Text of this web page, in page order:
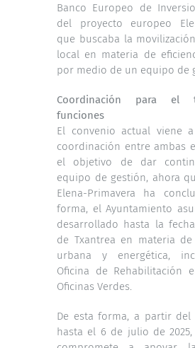
Banco Europeo de
del proyecto europeo
que buscaba la
local en materia de
por medio de un equipo de
Coordinación para el
funciones
El convenio actual viene
coordinación entre ambas
el objetivo de dar
equipo de gestión, ahora
Elena-Primavera ha
forma, el Ayuntamiento
desarrollado hasta la
de Txantrea en materia de
urbana y energética,
Oficina de Rehabilitación
Oficinas Verdes.
De esta forma, a partir del
hasta el 6 de julio de 2025,